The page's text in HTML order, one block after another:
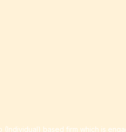
based firm which is